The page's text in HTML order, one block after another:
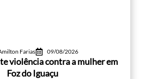
Farias 09/08/2026
violência contra a mulher em
Foz do Iguaçu